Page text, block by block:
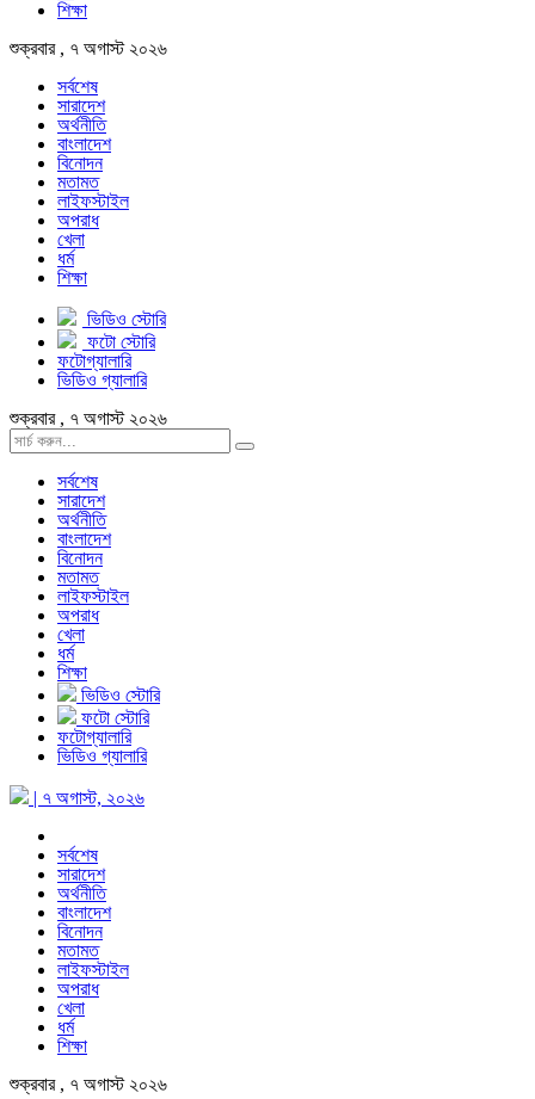
শিক্ষা
শুক্রবার , ৭ অগাস্ট ২০২৬
সর্বশেষ
সারাদেশ
অর্থনীতি
বাংলাদেশ
বিনোদন
মতামত
লাইফস্টাইল
অপরাধ
খেলা
ধর্ম
শিক্ষা
ভিডিও স্টোরি
ফটো স্টোরি
ফটোগ্যালারি
ভিডিও গ্যালারি
শুক্রবার , ৭ অগাস্ট ২০২৬
সর্বশেষ
সারাদেশ
অর্থনীতি
বাংলাদেশ
বিনোদন
মতামত
লাইফস্টাইল
অপরাধ
খেলা
ধর্ম
শিক্ষা
ভিডিও স্টোরি
ফটো স্টোরি
ফটোগ্যালারি
ভিডিও গ্যালারি
| ৭ অগাস্ট, ২০২৬
সর্বশেষ
সারাদেশ
অর্থনীতি
বাংলাদেশ
বিনোদন
মতামত
লাইফস্টাইল
অপরাধ
খেলা
ধর্ম
শিক্ষা
শুক্রবার , ৭ অগাস্ট ২০২৬